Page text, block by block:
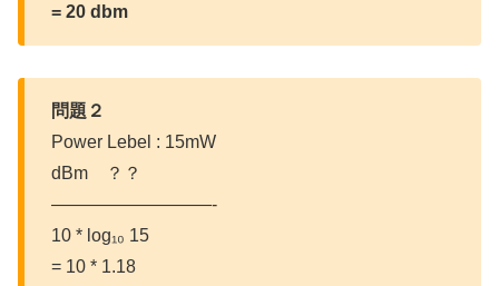
= 20 dbm
問題２
Power Lebel : 15mW
dBm ？？
—————————-
10 * log₁₀ 15
= 10 * 1.18